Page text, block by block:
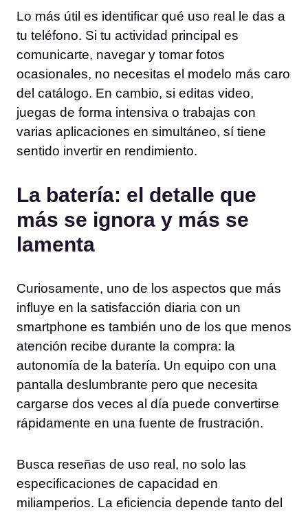
Lo más útil es identificar qué uso real le das a
tu teléfono. Si tu actividad principal es
comunicarte, navegar y tomar fotos
ocasionales, no necesitas el modelo más caro
del catálogo. En cambio, si editas video,
juegas de forma intensiva o trabajas con
varias aplicaciones en simultáneo, sí tiene
sentido invertir en rendimiento.
La batería: el detalle que
más se ignora y más se
lamenta
Curiosamente, uno de los aspectos que más
influye en la satisfacción diaria con un
smartphone es también uno de los que menos
atención recibe durante la compra: la
autonomía de la batería. Un equipo con una
pantalla deslumbrante pero que necesita
cargarse dos veces al día puede convertirse
rápidamente en una fuente de frustración.
Busca reseñas de uso real, no solo las
especificaciones de capacidad en
miliamperios. La eficiencia depende tanto del